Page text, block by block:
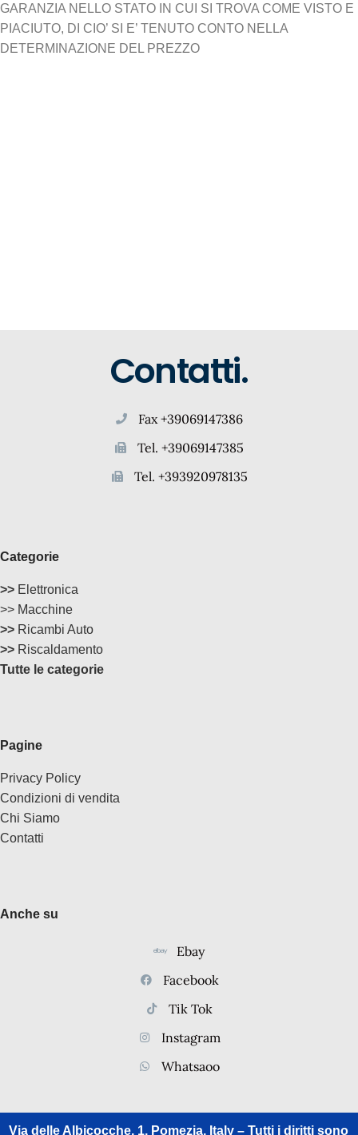
GARANZIA NELLO STATO IN CUI SI TROVA COME VISTO E
PIACIUTO, DI CIO’ SI E’ TENUTO CONTO NELLA
DETERMINAZIONE DEL PREZZO
Contatti.
Fax +39069147386
Tel. +39069147385
Tel. +393920978135
Categorie
>> Elettronica
>> Macchine
>> Ricambi Auto
>> Riscaldamento
Tutte le categorie
Pagine
Privacy Policy
Condizioni di vendita
Chi Siamo
Contatti
Anche su
Ebay
Facebook
Tik Tok
Instagram
Whatsaoo
Via delle Albicocche, 1, Pomezia, Italy – Tutti i diritti sono